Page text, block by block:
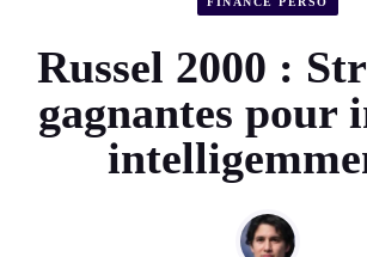
Russel 2000 :
gagnantes pour